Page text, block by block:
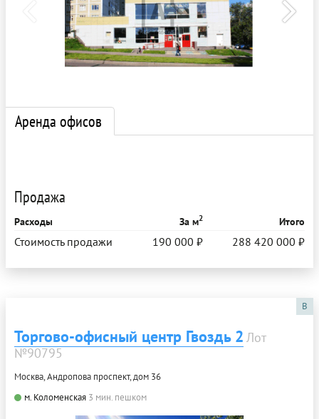
Аренда офисов
Продажа
Расходы За м2 Итого
Стоимость продажи 190 000 ₽ 288 420 000 ₽
B
Торгово-офисный центр Гвоздь 2 Лот
№90795
Москва, Андропова проспект, дом 36
м. Коломенская 3 мин. пешком